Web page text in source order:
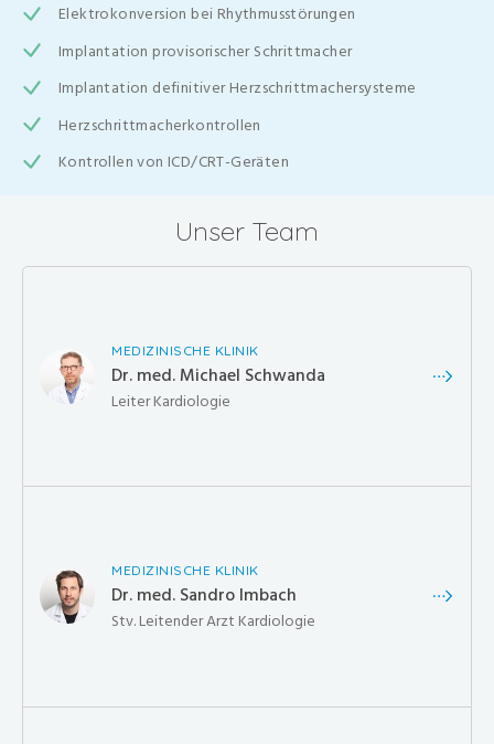
Elektrokonversion bei Rhythmusstörungen
Implantation provisorischer Schrittmacher
Implantation definitiver Herzschrittmachersysteme
Herzschrittmacherkontrollen
Kontrollen von ICD/CRT-Geräten
Unser Team
MEDIZINISCHE KLINIK
Dr. med. Michael Schwanda
Leiter Kardiologie
MEDIZINISCHE KLINIK
Dr. med. Sandro Imbach
Stv. Leitender Arzt Kardiologie